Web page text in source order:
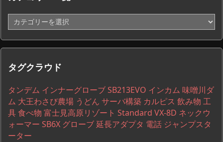
カ
テ
ゴ
リ
一
タグクラウド
タンデム インナーグローブSB213EVO インカム 味噌川ダ
ム 大王わさび農場 うどん サーバ構築 カルピス 飲み物 工
具食べ物 富士見高原リゾート Standard VX-8D ネックウ
ォーマー SB6X グローブ延長アダプタ 電話 ジャンプスタ
ーター